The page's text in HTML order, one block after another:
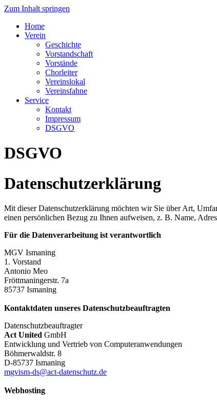
Zum Inhalt springen
Home
Verein
Geschichte
Vorstandschaft
Vorstände
Chorleiter
Vereinslokal
Vereinsfahne
Service
Kontakt
Impressum
DSGVO
DSGVO
Datenschutzerklärung
Mit dieser Datenschutzerklärung möchten wir Sie über Art,
einen persönlichen Bezug zu Ihnen aufweisen, z. B. Name,
Für die Datenverarbeitung ist verantwortlich
MGV Ismaning
1. Vorstand
Antonio Meo
Fröttmaningerstr. 7a
85737 Ismaning
Kontaktdaten unseres Datenschutzbeauftragten
Datenschutzbeauftragter
Act United GmbH
Entwicklung und Vertrieb von Computeranwendungen
Böhmerwaldstr. 8
D-85737 Ismaning
mgvism-ds@act-datenschutz.de
Webhosting